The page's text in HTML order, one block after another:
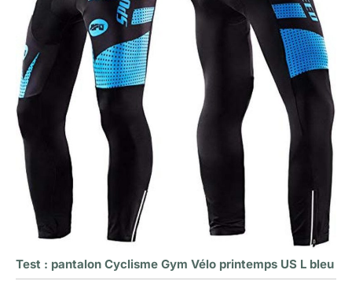
Test : pantalon Cyclisme Gym Vélo printemps US L bleu